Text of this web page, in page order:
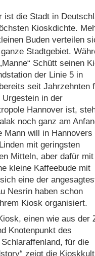
ist die Stadt in
Kioskdichte.
Buden verteilen
Stadtgebiet.
Schütt seinen
der Linie 5 in
seit Jahrzehnten
in der
Hannover ist,
noch ganz am
Mann will in Hannovers
mit geringsten
Mitteln, aber dafür mit
kleine Kaffeebude mit
eine der
Nesrin haben schon
Kiosk organisiert.
einen wie aus der
Knotenpunkt des
für die
zeigt die